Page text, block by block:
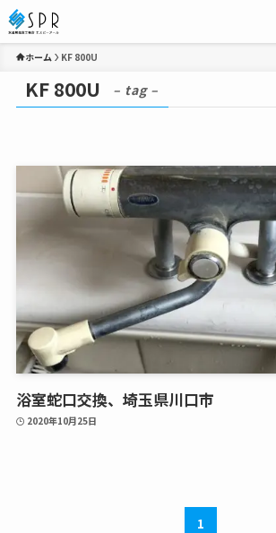
ホーム KF 800U
KF 800U – tag –
浴室蛇口交換、埼玉県川口市
2020年10月25日
1